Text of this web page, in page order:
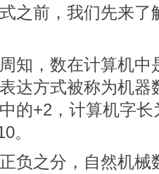
之前，我们先来
知，数在计算机中
达方式被称为机器
的+2，计算机字
。
负之分，自然机械